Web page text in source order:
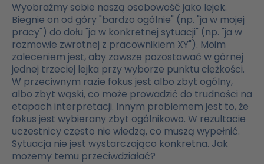
Wyobraźmy sobie naszą osobowość jako lejek.
Biegnie on od góry "bardzo ogólnie" (np. "ja w mojej
pracy") do dołu "ja w konkretnej sytuacji" (np. "ja w
rozmowie zwrotnej z pracownikiem XY"). Moim
zaleceniem jest, aby zawsze pozostawać w górnej
jednej trzeciej lejka przy wyborze punktu ciężkości.
W przeciwnym razie fokus jest albo zbyt ogólny,
albo zbyt wąski, co może prowadzić do trudności na
etapach interpretacji. Innym problemem jest to, że
fokus jest wybierany zbyt ogólnikowo. W rezultacie
uczestnicy często nie wiedzą, co muszą wypełnić.
Sytuacja nie jest wystarczająco konkretna. Jak
możemy temu przeciwdziałać?